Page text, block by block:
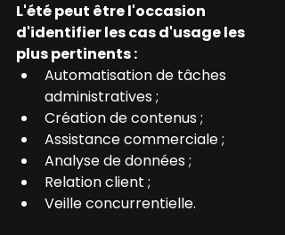
L'été peut être l'occasion
d'identifier les cas d'usage les
plus pertinents :
Automatisation de tâches
administratives ;
Création de contenus ;
Assistance commerciale ;
Analyse de données ;
Relation client ;
Veille concurrentielle.